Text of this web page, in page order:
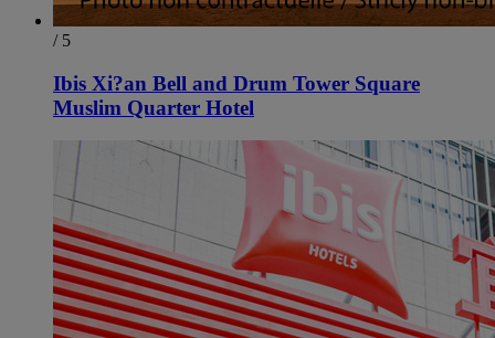
/ 5
Ibis Xi?an Bell and Drum Tower Square
Muslim Quarter Hotel